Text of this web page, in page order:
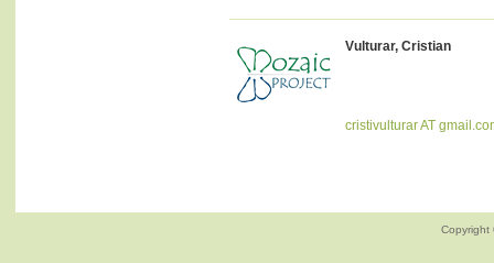
Vulturar, Cristian
cristivulturar AT
Copyright